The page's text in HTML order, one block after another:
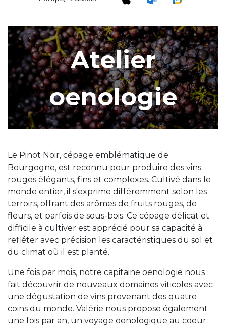
Atelier
oenologie
Le Pinot Noir, cépage emblématique de
Bourgogne, est reconnu pour produire des vins
rouges élégants, fins et complexes. Cultivé dans le
monde entier, il s'exprime différemment selon les
terroirs, offrant des arômes de fruits rouges, de
fleurs, et parfois de sous-bois. Ce cépage délicat et
difficile à cultiver est apprécié pour sa capacité à
refléter avec précision les caractéristiques du sol et
du climat où il est planté.
Une fois par mois, notre capitaine oenologie nous
fait découvrir de nouveaux domaines viticoles avec
une dégustation de vins provenant des quatre
coins du monde. Valérie nous propose également
une fois par an, un voyage oenologique au coeur